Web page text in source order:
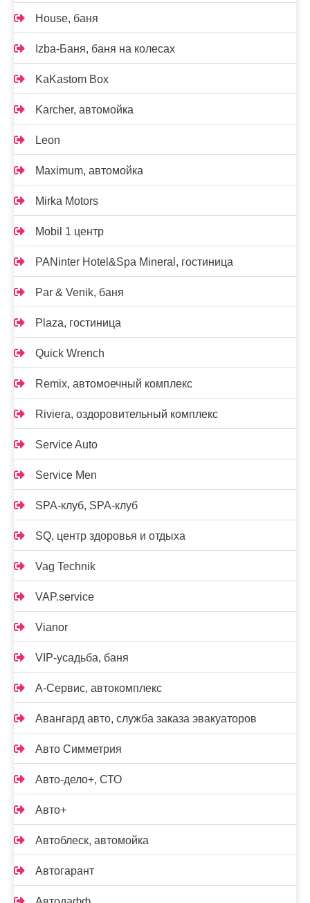
House, баня
Izba-Баня, баня на колесах
KaKastom Box
Karcher, автомойка
Leon
Maximum, автомойка
Mirka Motors
Mobil 1 центр
PANinter Hotel&Spa Mineral, гостиница
Par & Venik, баня
Plaza, гостиница
Quick Wrench
Remix, автомоечный комплекс
Riviera, оздоровительный комплекс
Service Auto
Service Men
SPA-клуб, SPA-клуб
SQ, центр здоровья и отдыха
Vag Technik
VAP.service
Vianor
VIP-усадьба, баня
А-Сервис, автокомплекс
Авангард авто, служба заказа эвакуаторов
Авто Симметрия
Авто-дело+, СТО
Авто+
Автоблеск, автомойка
Автогарант